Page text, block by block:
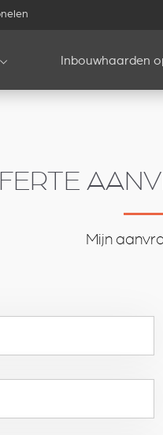
Inbouwhaarden
Mijn